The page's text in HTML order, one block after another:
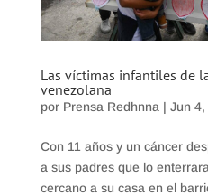
Las víctimas infantiles de
venezolana
por Prensa Redhnna | Jun 4,
Con 11 años y un cáncer
a sus padres que lo
cercano a su casa en el